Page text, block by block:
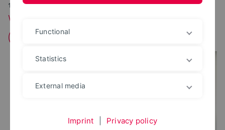
11/05/2024
Wartung des Access Managers
(Benutzerverwaltung)
Functional
Statistics
External media
Imprint Privacy policy